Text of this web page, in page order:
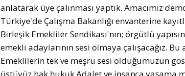
anlatarak üye çalınması yaptık. Amacımız
Türkiye'de Çalışma Bakanlığı envanterine
Birleşik Emekliler Sendikası'nın; örgütlü
emekli adaylarının sesi olmaya çalışacağız.
Emeklilerin tek ve meşru sesi olduğumuzun
üstüyüz hak hukuk Adalet ve insanca yaşama